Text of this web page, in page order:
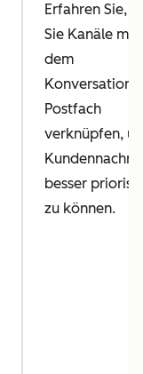
Erfahren Sie,
Sie Kanäle mit
dem
Postfach
verknüpfen,
besser
zu können.